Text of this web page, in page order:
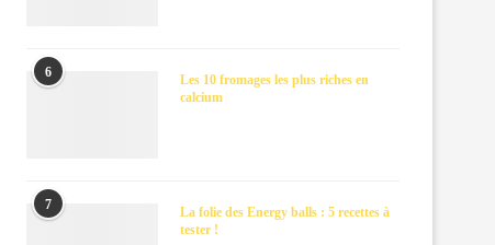
6
Les 10 fromages les plus riches en
calcium
7
La folie des Energy balls : 5 recettes à
tester !